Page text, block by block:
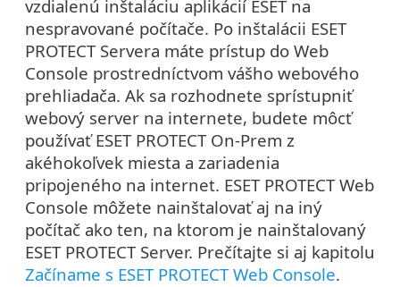
vzdialenú inštaláciu aplikácií ESET na
nespravované počítače. Po inštalácii ESET
PROTECT Servera máte prístup do Web
Console prostredníctvom vášho webového
prehliadača. Ak sa rozhodnete sprístupniť
webový server na internete, budete môcť
používať ESET PROTECT On-Prem z
akéhokoľvek miesta a zariadenia
pripojeného na internet. ESET PROTECT Web
Console môžete nainštalovať aj na iný
počítač ako ten, na ktorom je nainštalovaný
ESET PROTECT Server. Prečítajte si aj kapitolu
Začíname s ESET PROTECT Web Console.